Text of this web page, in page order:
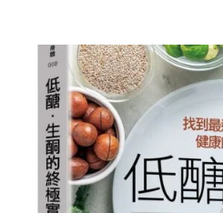
原
始
價
格：
NT$500。
目
前
價
格：
NT$395。